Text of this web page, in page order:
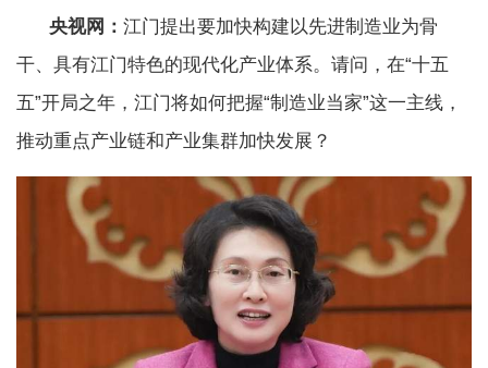
央视网： 江门提出要加快构建以先进制造业为骨
干、具有江门特色的现代化产业体系。请问，在“十五
五”开局之年，江门将如何把握“制造业当家”这一主线，
推动重点产业链和产业集群加快发展？